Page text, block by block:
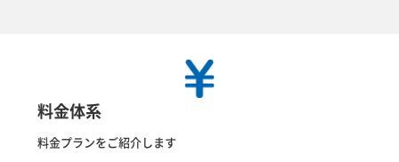
料金体系
料金プランをご紹介します